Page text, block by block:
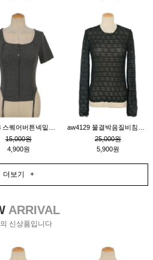
15,000원
4,900원
25,000원
5,900원
더보기 +
ARRIVAL
신상품입니다